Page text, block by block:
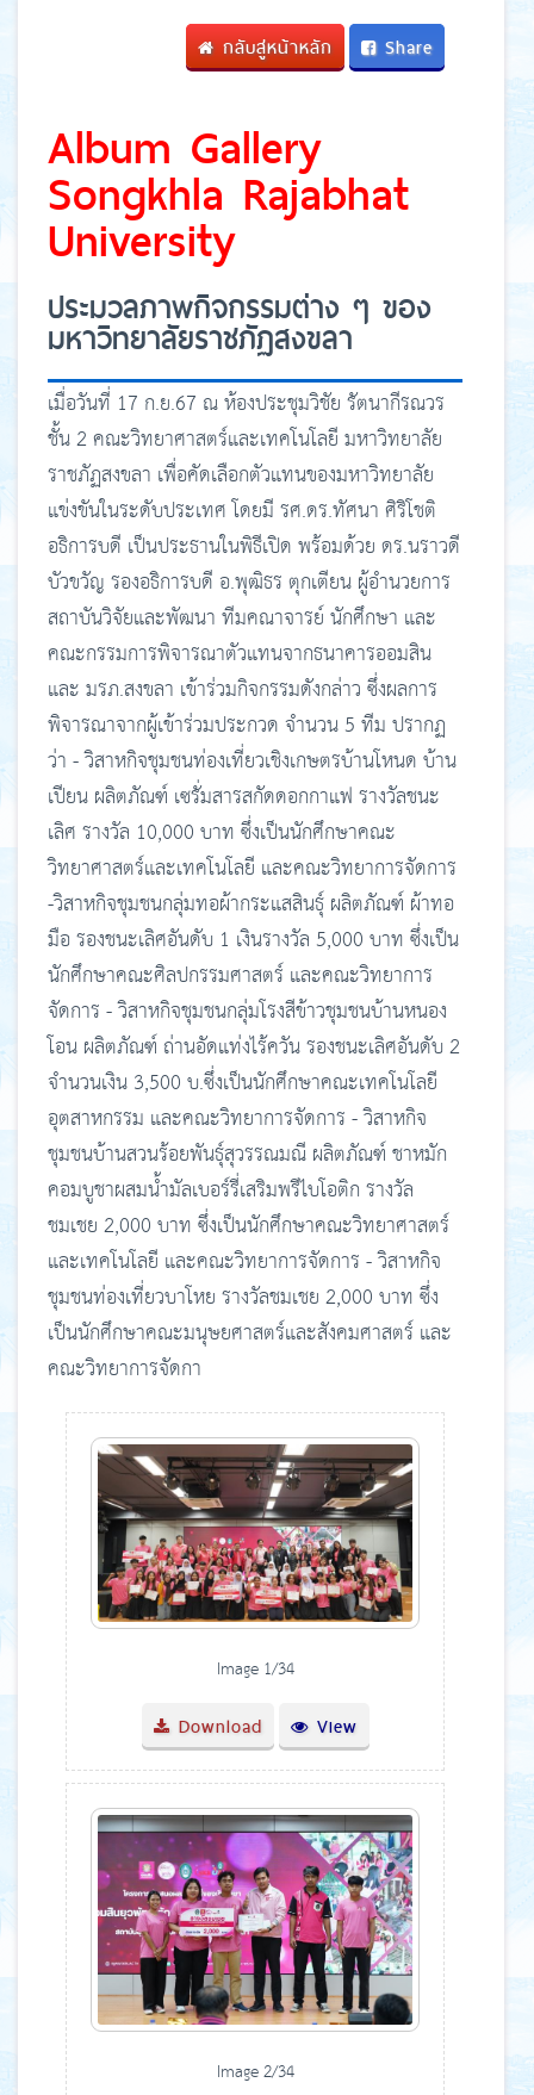
กลับสู่หน้าหลัก Share
Album Gallery
Songkhla Rajabhat
University
ประมวลภาพกิจกรรมต่าง ๆ ของ
มหาวิทยาลัยราชภัฏสงขลา
เมื่อวันที่ 17 ก.ย.67 ณ ห้องประชุมวิชัย รัตนากีรณวร
ชั้น 2 คณะวิทยาศาสตร์และเทคโนโลยี มหาวิทยาลัย
ราชภัฏสงขลา เพื่อคัดเลือกตัวแทนของมหาวิทยาลัย
แข่งขันในระดับประเทศ โดยมี รศ.ดร.ทัศนา ศิริโชติ
อธิการบดี เป็นประธานในพิธีเปิด พร้อมด้วย ดร.นราวดี
บัวขวัญ รองอธิการบดี อ.พุฒิธร ตุกเตียน ผู้อำนวยการ
สถาบันวิจัยและพัฒนา ทีมคณาจารย์ นักศึกษา และ
คณะกรรมการพิจารณาตัวแทนจากธนาคารออมสิน
และ มรภ.สงขลา เข้าร่วมกิจกรรมดังกล่าว ซึ่งผลการ
พิจารณาจากผู้เข้าร่วมประกวด จำนวน 5 ทีม ปรากฏ
ว่า - วิสาหกิจชุมชนท่องเที่ยวเชิงเกษตรบ้านโหนด บ้าน
เปียน ผลิตภัณฑ์ เซรั่มสารสกัดดอกกาแฟ รางวัลชนะ
เลิศ รางวัล 10,000 บาท ซึ่งเป็นนักศึกษาคณะ
วิทยาศาสตร์และเทคโนโลยี และคณะวิทยาการจัดการ
-วิสาหกิจชุมชนกลุ่มทอผ้ากระแสสินธุ์ ผลิตภัณฑ์ ผ้าทอ
มือ รองชนะเลิศอันดับ 1 เงินรางวัล 5,000 บาท ซึ่งเป็น
นักศึกษาคณะศิลปกรรมศาสตร์ และคณะวิทยาการ
จัดการ - วิสาหกิจชุมชนกลุ่มโรงสีข้าวชุมชนบ้านหนอง
โอน ผลิตภัณฑ์ ถ่านอัดแท่งไร้ควัน รองชนะเลิศอันดับ 2
จำนวนเงิน 3,500 บ.ซึ่งเป็นนักศึกษาคณะเทคโนโลยี
อุตสาหกรรม และคณะวิทยาการจัดการ - วิสาหกิจ
ชุมชนบ้านสวนร้อยพันธุ์สุวรรณมณี ผลิตภัณฑ์ ชาหมัก
คอมบูชาผสมน้ำมัลเบอร์รี่เสริมพรีไบโอติก รางวัล
ชมเชย 2,000 บาท ซึ่งเป็นนักศึกษาคณะวิทยาศาสตร์
และเทคโนโลยี และคณะวิทยาการจัดการ - วิสาหกิจ
ชุมชนท่องเที่ยวบาโหย รางวัลชมเชย 2,000 บาท ซึ่ง
เป็นนักศึกษาคณะมนุษยศาสตร์และสังคมศาสตร์ และ
คณะวิทยาการจัดกา
Image 1/34
Download View
Image 2/34